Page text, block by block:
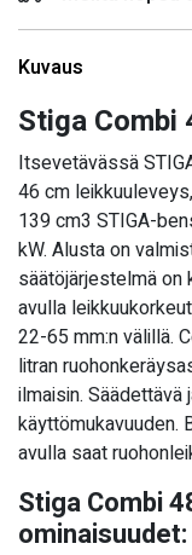
Kuvaus
Stiga Combi
Itsevetävässä
46 cm
139 cm3 STIGA-
kW. Alusta on
säätöjärjestelmä on
avulla
22-65 mm:n välillä.
litran
ilmaisin. Säädettävä
käyttömukavuuden.
avulla saat
Stiga Combi
ominaisuudet: